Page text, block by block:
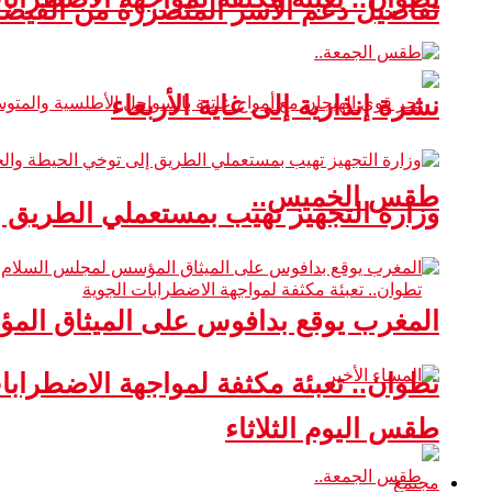
تفاصيل دعم الأسر المتضررة من
طقس الخميس..
تطوان.. تعبئة مكثفة لمواجهة
نشرة إنذارية إلى غاية الأربعاء
وزارة التجهيز تهيب بمستعملي
المغرب يوقع بدافوس على الميثاق
طقس اليوم الثلاثاء
مجتمع